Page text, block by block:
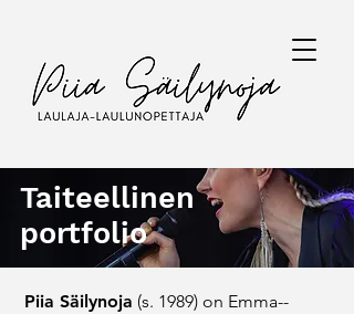
Taiteellinen
portfolio
Piia Säilynoja (s. 1989) on Emma-­